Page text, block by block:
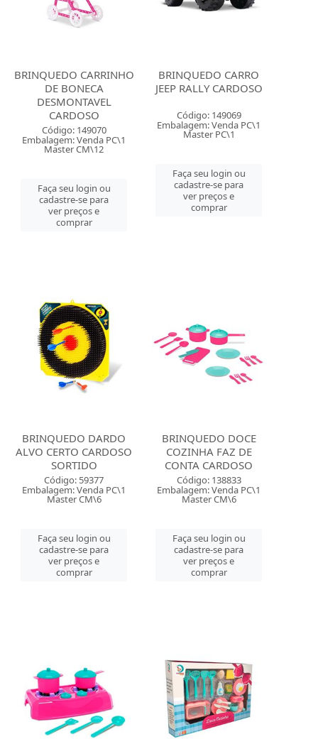
BRINQUEDO CARRINHO
DE BONECA
DESMONTAVEL
CARDOSO
Código: 149070
Embalagem: Venda PC\1
Master CM\12
Faça seu login ou
cadastre-se para
ver preços e
comprar
BRINQUEDO CARRO
JEEP RALLY CARDOSO
Código: 149069
Embalagem: Venda PC\1
Master PC\1
Faça seu login ou
cadastre-se para
ver preços e
comprar
BRINQUEDO DARDO
ALVO CERTO CARDOSO
SORTIDO
Código: 59377
Embalagem: Venda PC\1
Master CM\6
Faça seu login ou
cadastre-se para
ver preços e
comprar
BRINQUEDO DOCE
COZINHA FAZ DE
CONTA CARDOSO
Código: 138833
Embalagem: Venda PC\1
Master CM\6
Faça seu login ou
cadastre-se para
ver preços e
comprar